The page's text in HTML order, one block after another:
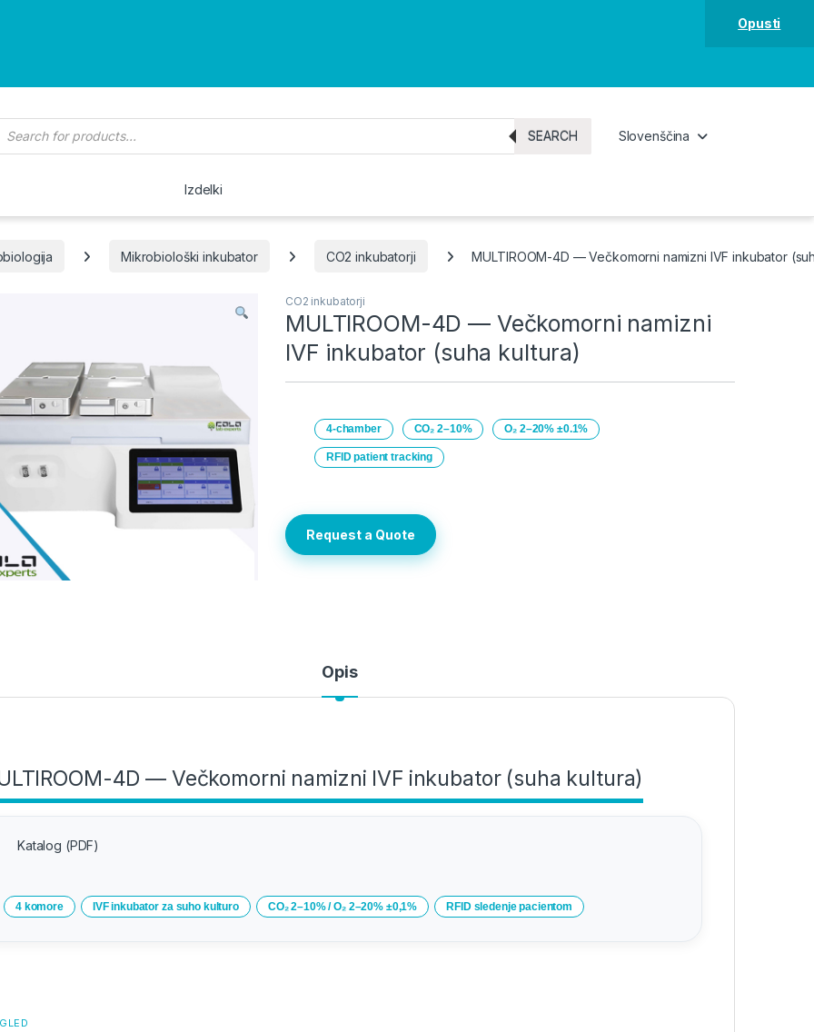
Opusti
SEARCH Slovenščina
Izdelki
Mikrobiološki inkubator CO2 inkubatorji MULTIROOM-4D — Večkomorni namizni IVF inkubator
CO2 inkubatorji
MULTIROOM-4D — Večkomorni namizni
IVF inkubator (suha kultura)
4-chamber CO₂ 2–10% O₂ 2–20% ±0.1%
RFID patient tracking
Request a Quote
Opis
4D — Večkomorni namizni IVF inkubator (suha kultura)
Katalog (PDF)
4 komore IVF inkubator za suho kulturo CO₂ 2–10% / O₂ 2–20% ±0,1% RFID sledenje pacientom